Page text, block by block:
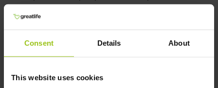
Consent Details About
This website uses cookies
graines de courge, le cacao et les champignons.